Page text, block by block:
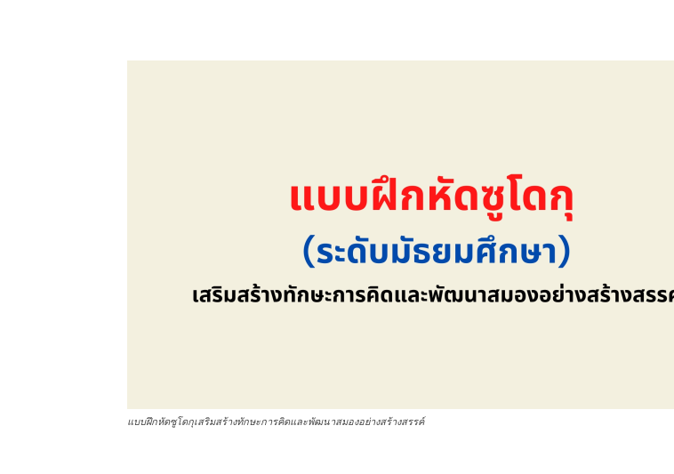
แบบฝึกหัดซูโดกุเสริมสร้างทักษะการคิดและพัฒนาสมองอย่างสร้างสรรค์